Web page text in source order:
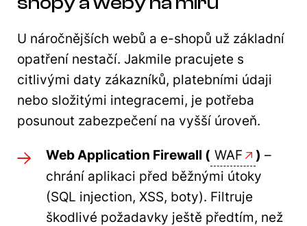
U náročnějších webů a e-shopů už základní
opatření nestačí. Jakmile pracujete s
citlivými daty zákazníků, platebními údaji
nebo složitými integracemi, je potřeba
posunout zabezpečení na vyšší úroveň.
Web Application Firewall ( WAF ) –
chrání aplikaci před běžnými útoky
(SQL injection, XSS, boty). Filtruje
škodlivé požadavky ještě předtím, než